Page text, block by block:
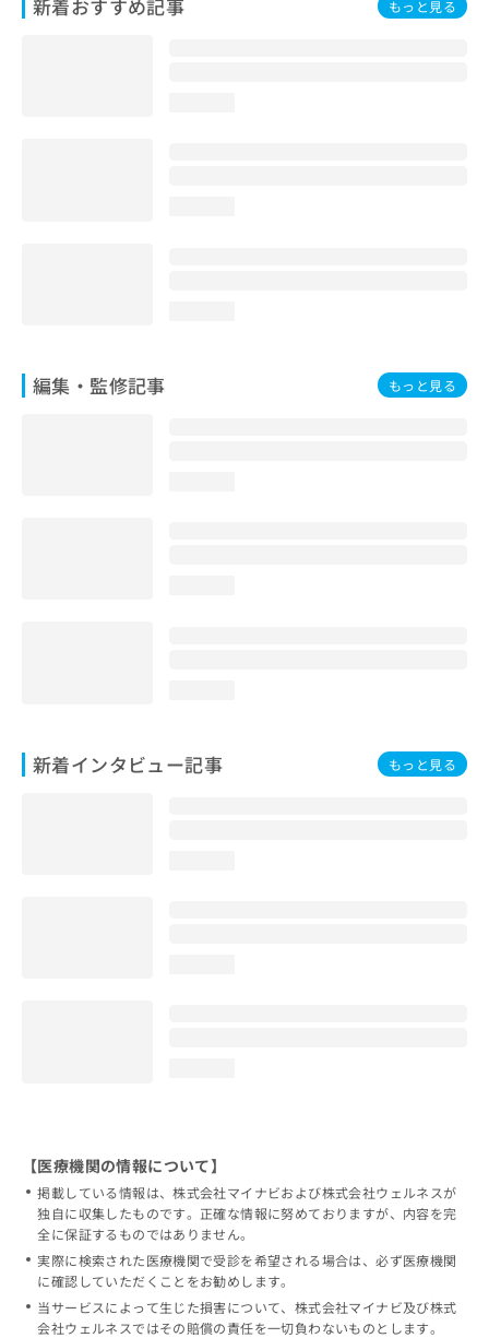
新着おすすめ記事 もっと見る
編集・監修記事 もっと見る
新着インタビュー記事 もっと見る
お
【医療機関の情報について】
掲載している情報は、株式会社マイナビおよび株式会社ウェルネスが
独自に収集したものです。正確な情報に努めておりますが、内容を完
全に保証するものではありません。
実際に検索された医療機関で受診を希望される場合は、必ず医療機関
に確認していただくことをお勧めします。
当サービスによって生じた損害について、株式会社マイナビ及び株式
会社ウェルネスではその賠償の責任を一切負わないものとします。